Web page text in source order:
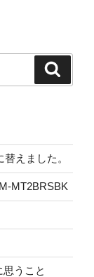
えました。
MT2BRSBK
うこと